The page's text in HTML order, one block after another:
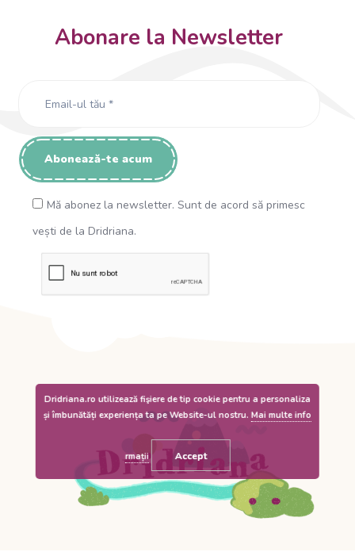
Abonare la Newsletter
Mă abonez la newsletter. Sunt de acord să primesc
vești de la Dridriana.
Dridriana.ro utilizează fişiere de tip cookie pentru a personaliza
și îmbunătăți experiența ta pe Website-ul nostru. Mai multe info
rmații Accept